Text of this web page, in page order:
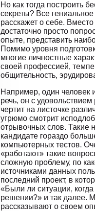
Но как тогда построить
секреты? Все гениальное
расскажет о себе.
достаточно просто
опыте, представить
Помимо уровня
многие личностные
своей профессией,
общительность,
Например, один человек
речь, он с
чертит на листочке
угрюмо смотрит
отрывочных слов. Такие
кандидате гораздо
компьютерных тестов.
«работают» такие
сложную проблему, по
источниками данных
последний проект, в
«Были ли ситуации,
решении?» и так далее.
рассказывают о своем